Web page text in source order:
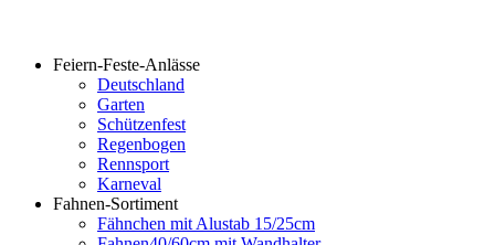
Feiern-Feste-Anlässe
Deutschland
Garten
Schützenfest
Regenbogen
Rennsport
Karneval
Fahnen-Sortiment
Fähnchen mit Alustab 15/25cm